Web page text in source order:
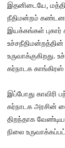
இதனிடையே,
நீதிமன்றம் கண்டனம்
இயக்கங்கள் புகார்
கர்நாடக காங்கிரஸ்
இப்போது காவிரி
கர்நாடக அரசின்
திறந்தாக
நிலை